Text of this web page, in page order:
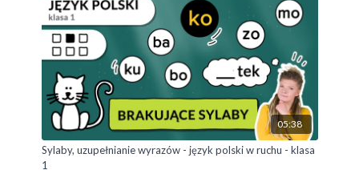
05:38
Sylaby, uzupełnianie wyrazów - język polski w ruchu - klasa
1